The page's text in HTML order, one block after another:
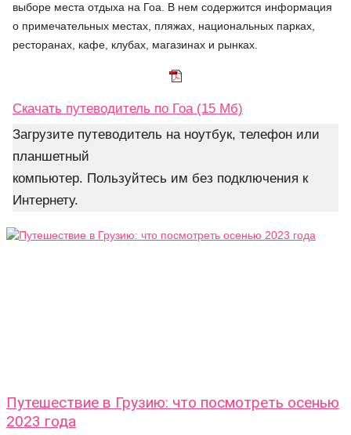
выборе места отдыха на Гоа. В нем содержится информация
о примечательных местах, пляжах, национальных парках,
ресторанах, кафе, клубах, магазинах и рынках.
Скачать путеводитель по Гоа (15 Мб)
Загрузите путеводитель на ноутбук, телефон или
планшетный
компьютер. Пользуйтесь им без подключения к
Интернету.
Путешествие в Грузию: что посмотреть осенью
2023 года